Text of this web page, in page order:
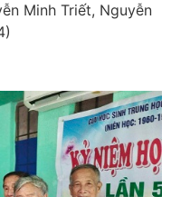
Minh Triết, Nguyễn